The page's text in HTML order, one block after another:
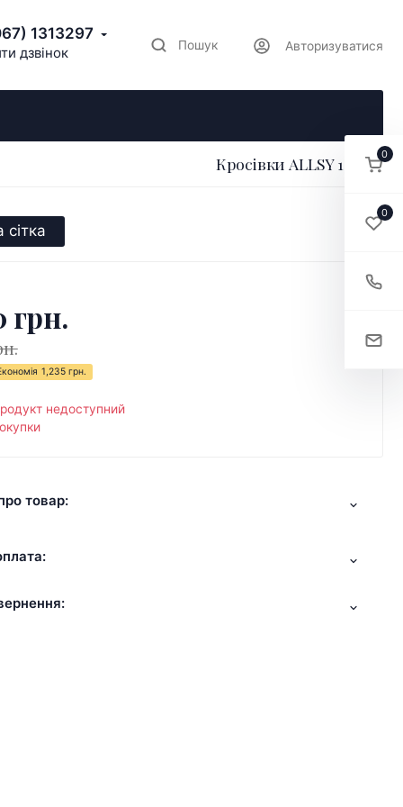
1313297
дзвінок Пошук Авторизуватися
Кросівки ALLSY 199433
сітка
грн.
1,235 грн.
недоступний
товар:
0
0